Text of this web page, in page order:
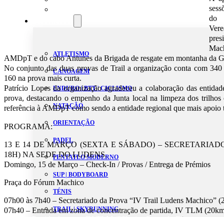
ATLETISMO
CANOAGEM
ENDURO | BTT | CICLISMO
NATAÇÃO
ORIENTAÇÃO
PADEL
PENTATLO MODERNO
SUP | BODYBOARD
TÉNIS
TRAIL | SKYRUNNING
do
AMDpT e do cabo Antunes da Brigada de resgate em montanha da
No conjunto das duas provas de Trail a organização conta com
160 na prova mais curta.
Patrício Lopes da organização agradeceu a colaboração das
prova, destacando o empenho da Junta local na limpeza dos
referência à AMDpT como sendo a entidade regional que mais apoio
PROGRAMA:
13 E 14 DE MARÇO (SEXTA E SÁBADO) –
18H) NA SEDE DO LUDENS.
Domingo, 15 de Março – Check-In / Provas / Entrega de Prémios
Praça do Fórum Machico
07h00 às 7h40 – Secretariado da Prova “IV Trail Ludens Machico”
07h40 – Entrada em zona de concentração de partida, IV TLM